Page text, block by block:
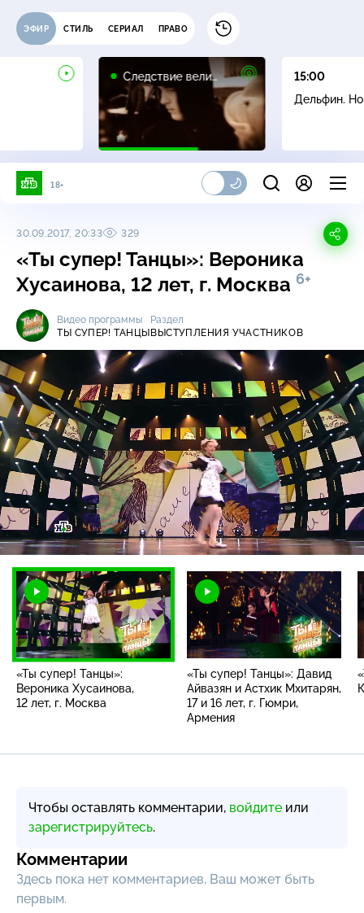
ЭФИР СТИЛЬ СЕРИАЛ ПРАВО
Следствие вели…
15:00
Дельфин.
18+
30.09.2017, 20:33 329
«Ты супер! Танцы»: Вероника
Хусаинова, 12 лет, г. Москва 6+
Видео программы
ТЫ СУПЕР! ТАНЦЫ
Раздел
ВЫСТУПЛЕНИЯ УЧАСТНИКОВ
/
Загрузка:
24.46%
«Ты супер! Танцы»:
Вероника Хусаинова,
12 лет, г. Москва
«Ты супер! Танцы»: Давид
Айвазян и Астхик Мхитарян,
17 и 16 лет, г. Гюмри,
Армения
Чтобы оставлять комментарии, войдите или
зарегистрируйтесь.
Комментарии
Здесь пока нет комментариев, Ваш может быть
первым.